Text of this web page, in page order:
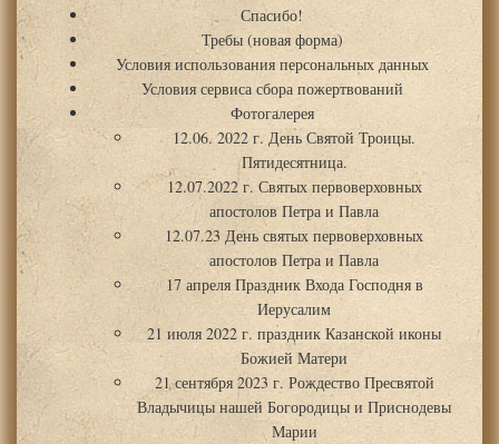
Спасибо!
Требы (новая форма)
Условия использования персональных данных
Условия сервиса сбора пожертвований
Фотогалерея
12.06. 2022 г. День Святой Троицы.
Пятидесятница.
12.07.2022 г. Святых первоверховных
апостолов Петра и Павла
12.07.23 День святых первоверховных
апостолов Петра и Павла
17 апреля Праздник Входа Господня в
Иерусалим
21 июля 2022 г. праздник Казанской иконы
Божией Матери
21 сентября 2023 г. Рождество Пресвятой
Владычицы нашей Богородицы и Приснодевы
Марии